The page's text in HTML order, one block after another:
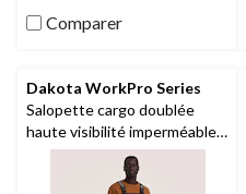
5. Comparer
Dakota WorkPro Series
Salopette cargo doublée
haute visibilité imperméable
HD3 T-MAX pour hommes